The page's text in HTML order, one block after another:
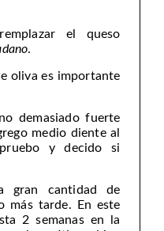
el queso
.
oliva es importante
demasiado fuerte
medio diente al
y decido si
gran cantidad de
más tarde. En este
2 semanas en la